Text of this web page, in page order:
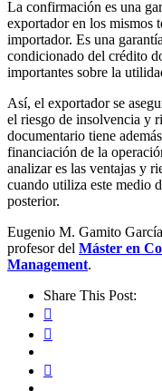
La confirmación es una
exportador en los mismos
importador. Es una
condicionado del crédito
importantes sobre la
Así, el exportador se
el riesgo de insolvencia y
documentario tiene
financiación de la
analizar es las ventajas y
cuando utiliza este medio
posterior.
Eugenio M. Gamito
profesor del Máster en
Management.
Share This Post: